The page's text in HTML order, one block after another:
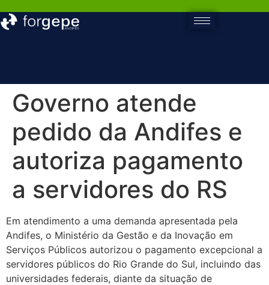
Governo atende
pedido da Andifes e
autoriza pagamento
a servidores do RS
Em atendimento a uma demanda apresentada pela
Andifes, o Ministério da Gestão e da Inovação em
Serviços Públicos autorizou o pagamento excepcional a
servidores públicos do Rio Grande do Sul, incluindo das
universidades federais, diante da situação de